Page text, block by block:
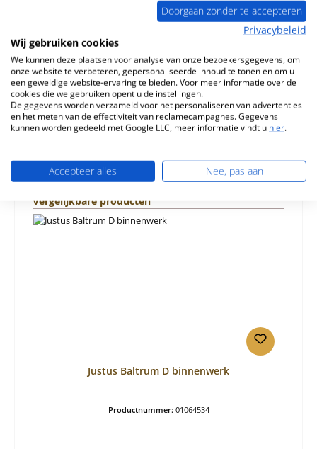
Origineel Zijsteen links achteraan voor de Houtkachel
achteraan Kerngegeve…
Eigenschappen
Informatie over productveiligheid
Productgalerij overslaan
Vergelijkbare producten
Justus Baltrum D binnenwerk
Productnummer: 01064534
Doorgaan zonder te accepteren
Privacybeleid
Wij gebruiken cookies
We kunnen deze plaatsen voor analyse van onze bezoekersgegevens, om
onze website te verbeteren, gepersonaliseerde inhoud te tonen en om u
een geweldige website-ervaring te bieden. Voor meer informatie over de
cookies die we gebruiken opent u de instellingen.
De gegevens worden verzameld voor het personaliseren van advertenties
en het meten van de effectiviteit van reclamecampagnes. Gegevens
kunnen worden gedeeld met Google LLC, meer informatie vindt u hier.
Accepteer alles Nee, pas aan